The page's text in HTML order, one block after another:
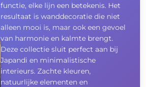
functie, elke lijn een betekenis. Het
resultaat is wanddecoratie die niet
alleen mooi is, maar ook een gevoel
van harmonie en kalmte brengt.
Deze collectie sluit perfect aan bij
Japandi en minimalistische
interieurs. Zachte kleuren,
natuurlijke elementen en